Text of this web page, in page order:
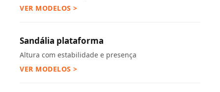
VER MODELOS >
Sandália plataforma
Altura com estabilidade e presença
VER MODELOS >